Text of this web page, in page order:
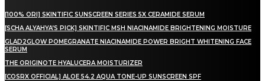
[100% ORI] SKINTIFIC SUNSCREEN SERIES 5X CERAMIDE SERUM
[SCHA ALYAHYA’S PICK] SKINTIFIC MSH NIACINAMIDE BRIGHTENING MOISTURE
GLAD2GLOW POMEGRANATE NIACINAMIDE POWER BRIGHT WHITENING FACE
SERUM
THE ORIGINOTE HYALUCERA MOISTURIZER
[COSRX OFFICIAL] ALOE 54.2 AQUA TONE-UP SUNSCREEN SPF